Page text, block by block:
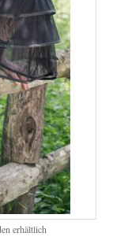
erhältlich